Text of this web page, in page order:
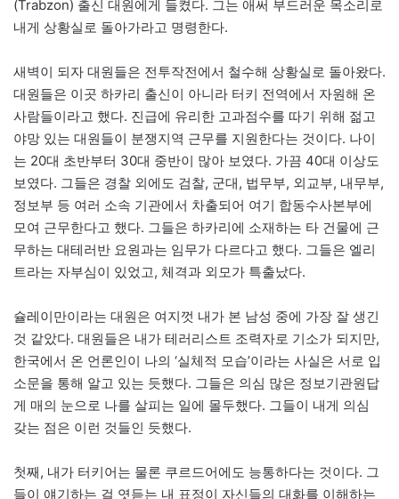
(Trabzon) 출신 대원에게 들켰다. 그는 애써 부드러운 목소리로
내게 상황실로 돌아가라고 명령한다.
새벽이 되자 대원들은 전투작전에서 철수해 상황실로 돌아왔다.
대원들은 이곳 하카리 출신이 아니라 터키 전역에서 자원해 온
사람들이라고 했다. 진급에 유리한 고과점수를 따기 위해 젊고
야망 있는 대원들이 분쟁지역 근무를 지원한다는 것이다. 나이
는 20대 초반부터 30대 중반이 많아 보였다. 가끔 40대 이상도
보였다. 그들은 경찰 외에도 검찰, 군대, 법무부, 외교부, 내무부,
정보부 등 여러 소속 기관에서 차출되어 여기 합동수사본부에
모여 근무한다고 했다. 그들은 하카리에 소재하는 타 건물에 근
무하는 대테러반 요원과는 임무가 다르다고 했다. 그들은 엘리
트라는 자부심이 있었고, 체격과 외모가 특출났다.
슐레이만이라는 대원은 여지껏 내가 본 남성 중에 가장 잘 생긴
것 같았다. 대원들은 내가 테러리스트 조력자로 기소가 되지만,
한국에서 온 언론인이 나의 ‘실체적 모습’이라는 사실은 서로 입
소문을 통해 알고 있는 듯했다. 그들은 의심 많은 정보기관원답
게 매의 눈으로 나를 살피는 일에 몰두했다. 그들이 내게 의심
갖는 점은 이런 것들인 듯했다.
첫째, 내가 터키어는 물론 쿠르드어에도 능통하다는 것이다. 그
들이 얘기하는 걸 엿듣는 내 표정이 자신들의 대화를 이해하는